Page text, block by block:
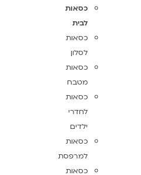
כסאות
לבית
כסאות
לסלון
כסאות
מטבח
כסאות
לחדרי
ילדים
כסאות
למרפסת
כסאות